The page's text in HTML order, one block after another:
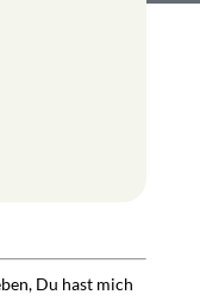
Du hast mich